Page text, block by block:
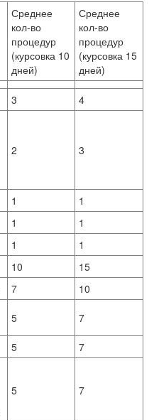
Среднее
кол-во
процедур
(курсовка 10
дней)
Среднее
кол-во
процедур
(курсовка 15
дней)
3
4
2 3
1
1
1
1
1
1
10
15
7
10
5 7
5
7
5 7